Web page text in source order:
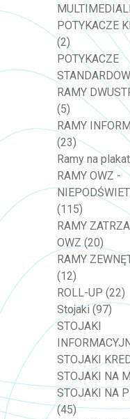
POTYKACZE
(2)
POTYKACZE
RAMY
(5)
RAMY
(23)
Ramy na
RAMY OWZ -
(115)
RAMY
OWZ (20)
RAMY
(12)
ROLL-UP (22)
Stojaki (97)
STOJAKI
STOJAKI
STOJAKI NA
STOJAKI NA
(45)